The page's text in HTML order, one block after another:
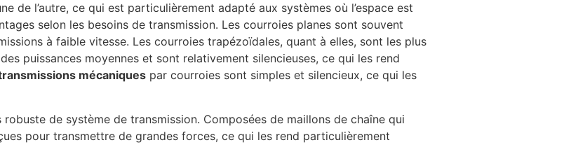
de l’autre, ce qui est particulièrement adapté aux systèmes où l’espace est
selon les besoins de transmission. Les courroies planes sont souvent
à faible vitesse. Les courroies trapézoïdales, quant à elles, sont les plus
puissances moyennes et sont relativement silencieuses, ce qui les rend
mécaniques par courroies sont simples et silencieux, ce qui les
de système de transmission. Composées de maillons de chaîne qui
pour transmettre de grandes forces, ce qui les rend particulièrement